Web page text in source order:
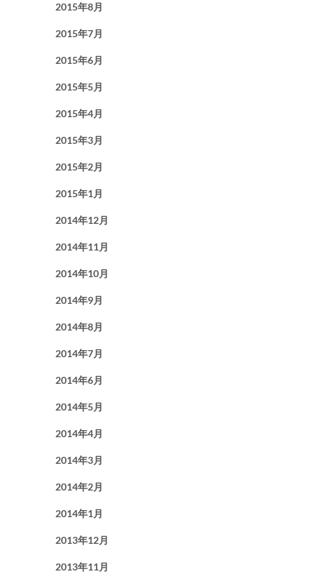
2015年8月
2015年7月
2015年6月
2015年5月
2015年4月
2015年3月
2015年2月
2015年1月
2014年12月
2014年11月
2014年10月
2014年9月
2014年8月
2014年7月
2014年6月
2014年5月
2014年4月
2014年3月
2014年2月
2014年1月
2013年12月
2013年11月